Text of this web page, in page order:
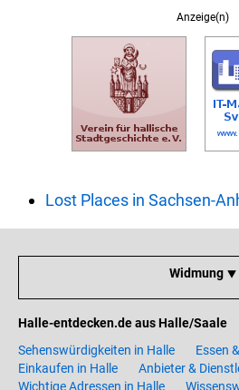
Anzeige(n)
Lost Places in Sachsen-
Widmung ⯆
Halle-entdecken.de aus Halle/Saale
Sehenswürdigkeiten in Halle
Essen
Einkaufen in Halle
Anbieter &
Wichtige Adressen in Halle